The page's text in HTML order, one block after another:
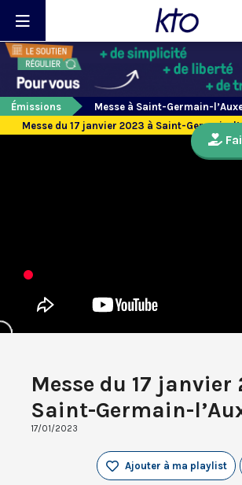
Émissions
Messe à Saint-Germain-
Messe du 17 janvier 2023 à Saint-Germain-
Messe du 17 janvier
Saint-Germain-
17/01/2023
Ajouter à ma playlist